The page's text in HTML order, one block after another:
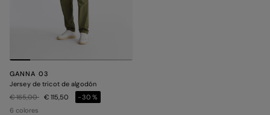
GANNA 03
Jersey de tricot de algodón
Precio rebajado de
€ 165,00a € 115,50
-30%
6 colores